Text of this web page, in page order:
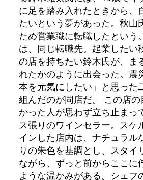
に足を踏み入れたときから、
たいという夢があった。秋山
ため営業職に転職したという
は、同じ転職先。起業したい
の店を持ちたい鈴木氏が、ま
れたかのように出会った。震
本を元気にしたい」と思った
組んだのが同店だ。 この店
かった人が思わず立ち止まっ
ス張りのワインセラー。スケ
インした店内は、ナチュラル
りの朱色を基調とし、スタイ
ながら、ずっと前からここに
ような温かみがある。シェフ